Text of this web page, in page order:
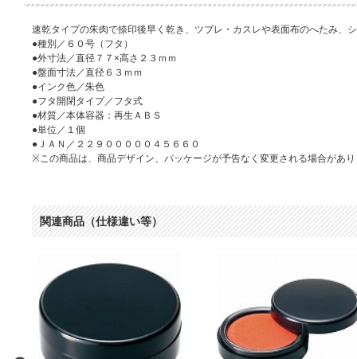
速乾タイプの朱肉で捺印後早く乾き、ツブレ・カスレや表面布のへたみ、
●種別／６０号（フタ）
●外寸法／直径７７×高さ２３ｍｍ
●盤面寸法／直径６３ｍｍ
●インク色／朱色
●フタ開閉タイプ／フタ式
●材質／本体容器：再生ＡＢＳ
●単位／１個
●ＪＡＮ／２２９０００００４５６６０
※この商品は、商品デザイン、パッケージが予告なく変更される場合があ
関連商品（仕様違い等）